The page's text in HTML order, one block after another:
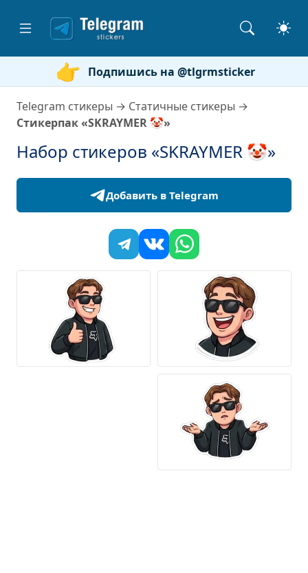
Подпишись на @tlgrmsticker
Telegram стикеры → Статичные стикеры →
Стикерпак «SKRAYMER 🤡»
Набор стикеров «SKRAYMER 🤡»
Добавить в Telegram